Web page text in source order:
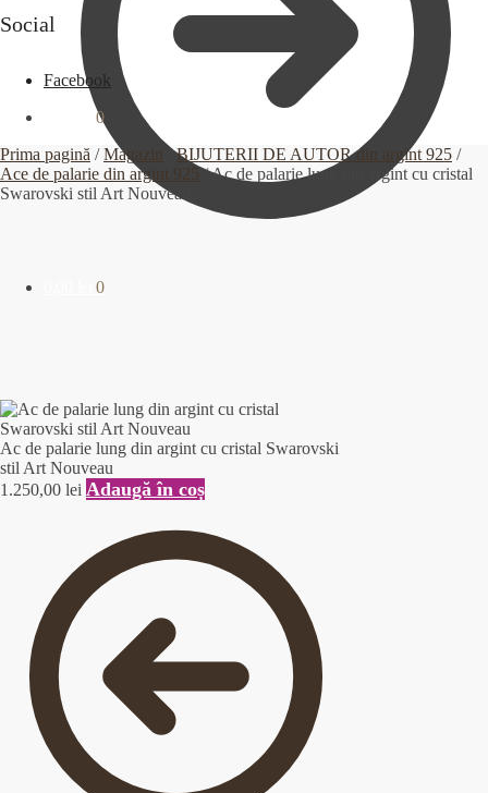
0
Social
Facebook
0
Prima pagină /Magazin /BIJUTERII DE AUTOR din argint 925 /
Ace de palarie din argint 925/Ac de palarie lung din argint cu cristal
Swarovski stil Art Nouveau
Ac de palarie lung din argint cu cristal Swarovski
stil Art Nouveau
1.250,00 lei Adaugă în coș